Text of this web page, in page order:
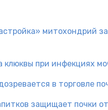
митохондрий
клюквы при инфекциях
в торговле
защищает почки